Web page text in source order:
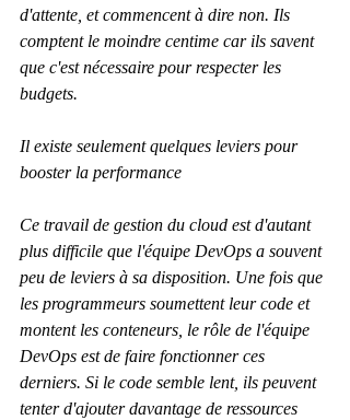
d'attente, et commencent à dire non. Ils
comptent le moindre centime car ils savent
que c'est nécessaire pour respecter les
budgets.
Il existe seulement quelques leviers pour
booster la performance
Ce travail de gestion du cloud est d'autant
plus difficile que l'équipe DevOps a souvent
peu de leviers à sa disposition. Une fois que
les programmeurs soumettent leur code et
montent les conteneurs, le rôle de l'équipe
DevOps est de faire fonctionner ces
derniers. Si le code semble lent, ils peuvent
tenter d'ajouter davantage de ressources